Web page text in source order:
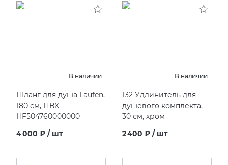
В наличии
Шланг для душа Laufen,
180 см, ПВХ
HF504760000000
4 000 ₽ / шт
В наличии
132 Удлинитель для
душевого комплекта,
30 см, хром
2 400 ₽ / шт